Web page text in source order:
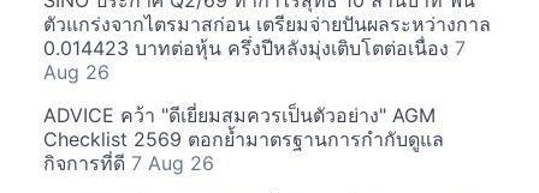
ตัวแกร่งจากไตรมาสก่อน เตรียมจ่ายปันผลระหว่างกาล
0.014423 บาทต่อหุ้น ครึ่งปีหลังมุ่งเติบโตต่อเนื่อง 7
Aug 26
ADVICE คว้า "ดีเยี่ยมสมควรเป็นตัวอย่าง" AGM
Checklist 2569 ตอกย้ำมาตรฐานการกำกับดูแล
กิจการที่ดี 7 Aug 26